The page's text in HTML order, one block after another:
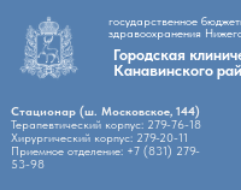
государственное
здравоохранения
Городская
Канавинского
Стационар (ш. Московское, 144)
Терапевтический корпус: 279-76-18
Хирургический корпус: 279-20-11
Приемное отделение: +7 (831) 279-
53-98